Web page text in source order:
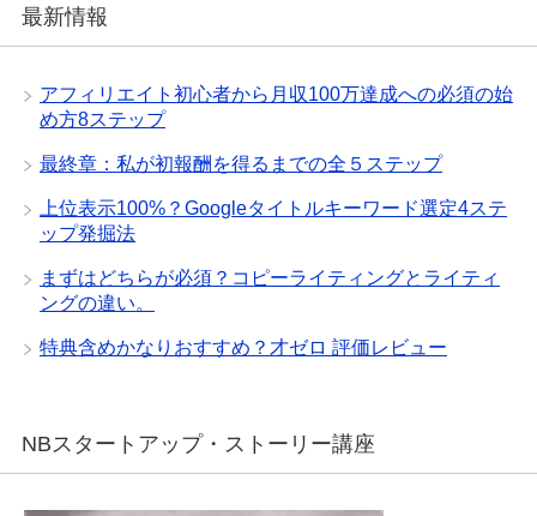
最新情報
アフィリエイト初心者から月収100万達成への必須の始
め方8ステップ
最終章：私が初報酬を得るまでの全５ステップ
上位表示100%？Googleタイトルキーワード選定4ステ
ップ発掘法
まずはどちらが必須？コピーライティングとライティ
ングの違い。
特典含めかなりおすすめ？才ゼロ 評価レビュー
NBスタートアップ・ストーリー講座